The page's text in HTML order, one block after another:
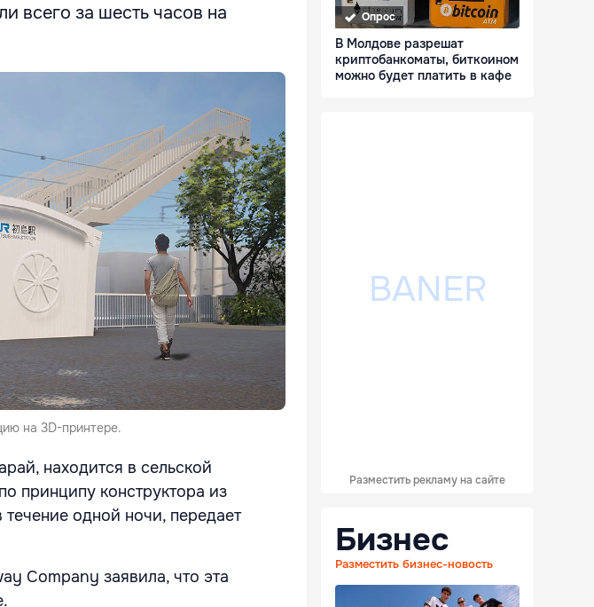
всего за шесть часов на
на 3D-принтере.
находится в сельской
принципу конструктора из
течение одной ночи, передает
Company заявила, что эта
Опрос
В Молдове разрешат
криптобанкоматы, биткоином
можно будет платить в кафе
Разместить рекламу на сайте
Бизнес
Разместить бизнес-новость